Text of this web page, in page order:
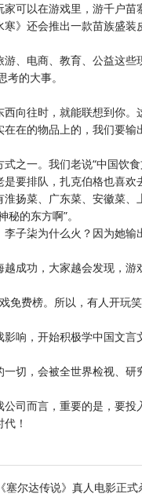
可以在游戏里，游千户苗
》还会推出一款苗族盛
、电商、教育、公益这些
的大事。
向往时，就能联想到你。
在的物品上的，我们要输
之一。我们老说“中国饮
要排队，扎克伯格也喜欢
扬菜、广东菜、安徽菜、
的东方啊”。
子柒为什么火？因为她输
成功，大家越会发现，游
免费榜。所以，有人开玩
响，开始积极学中国文
切，会被全世界检视、研
司而言，重要的是，要投
！
《塞尔达传说》真人电影正